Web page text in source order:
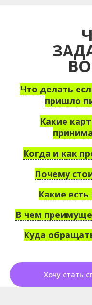
Что делать
пришло
Какие
Когда и как
Почему
Какие
В чем
Куда
Хочу стать